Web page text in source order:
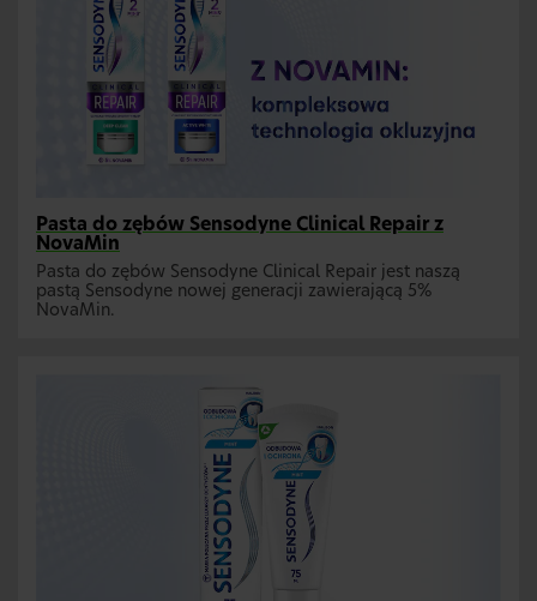
Pasta do zębów Sensodyne Clinical Repair z
NovaMin
Pasta do zębów Sensodyne Clinical Repair jest naszą
pastą Sensodyne nowej generacji zawierającą 5%
NovaMin.